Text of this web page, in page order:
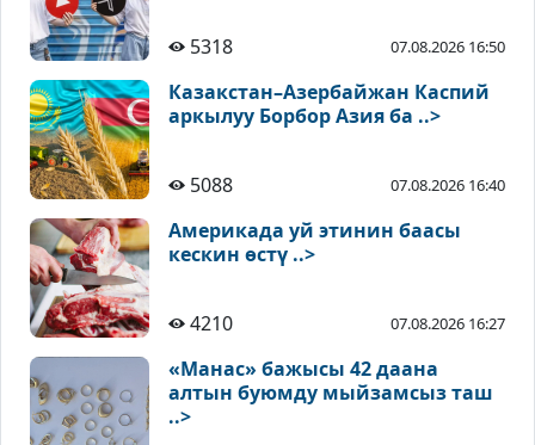
5318 07.08.2026 16:50
Казакстан–Азербайжан Каспий
аркылуу Борбор Азия ба ..>
5088 07.08.2026 16:40
Америкада уй этинин баасы
кескин өстү ..>
4210 07.08.2026 16:27
«Манас» бажысы 42 даана
алтын буюмду мыйзамсыз таш
..>